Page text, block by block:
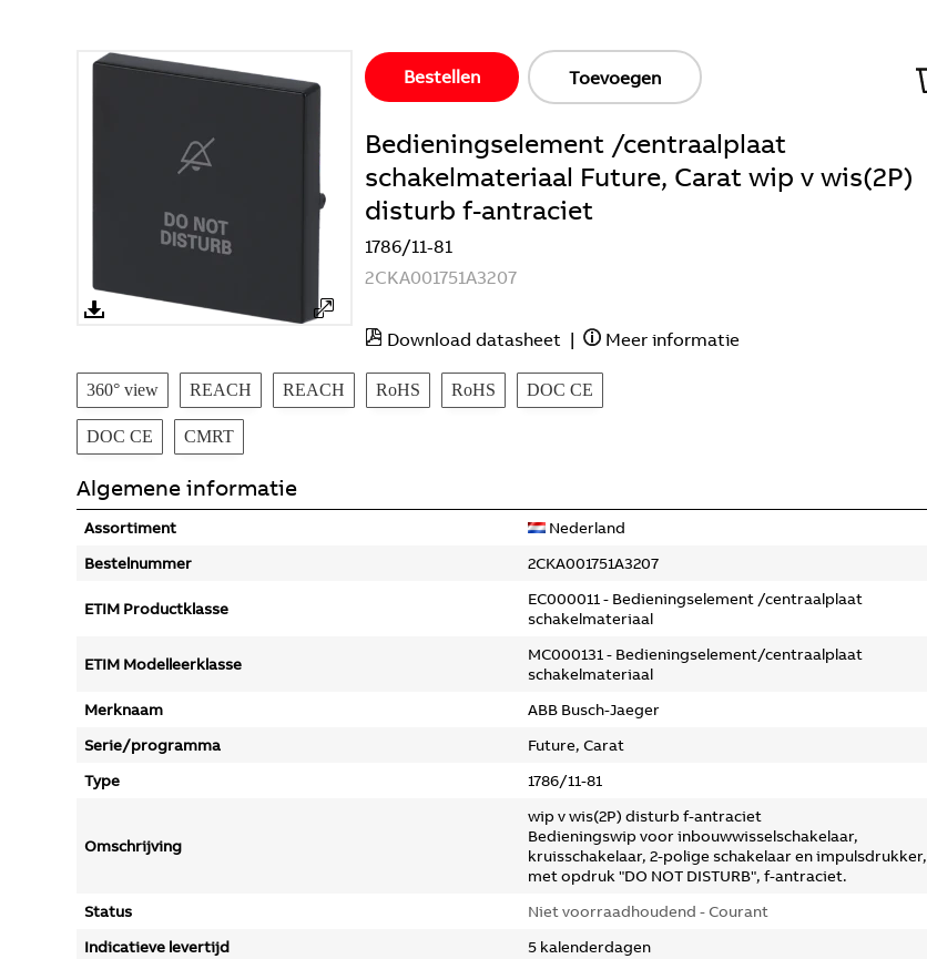
Bestellen Toevoegen
Bedieningselement /centraalplaat
schakelmateriaal Future, Carat wip v wis(2P)
disturb f-antraciet
1786/11-81
2CKA001751A3207
Download datasheet | Meer informatie
360° view REACH REACH RoHS RoHS DOC CE
DOC CE CMRT
Algemene informatie
Assortiment
Nederland
Bestelnummer
2CKA001751A3207
ETIM Productklasse
EC000011 - Bedieningselement /centraalplaat
schakelmateriaal
ETIM Modelleerklasse
MC000131 - Bedieningselement/centraalplaat
schakelmateriaal
Merknaam
ABB Busch-Jaeger
Serie/programma
Future, Carat
Type
1786/11-81
Omschrijving
wip v wis(2P) disturb f-antraciet
Bedieningswip voor inbouwwisselschakelaar,
kruisschakelaar, 2-polige schakelaar en impulsdrukker,
met opdruk "DO NOT DISTURB", f-antraciet.
Status
Niet voorraadhoudend - Courant
Indicatieve levertijd
5 kalenderdagen